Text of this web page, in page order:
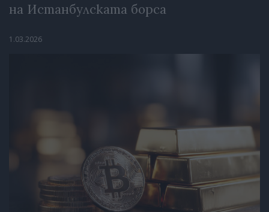
на Истанбулската борса
1.03.2026